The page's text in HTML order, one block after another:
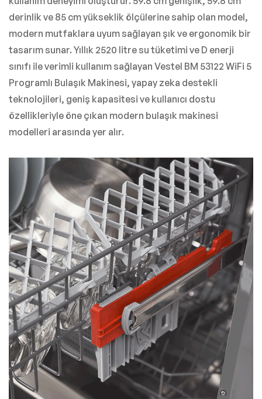
derinlik ve 85 cm yükseklik ölçülerine sahip olan model,
modern mutfaklara uyum sağlayan şık ve ergonomik bir
tasarım sunar. Yıllık 2520 litre su tüketimi ve D enerji
sınıfı ile verimli kullanım sağlayan Vestel BM 53122 WiFi 5
Programlı Bulaşık Makinesi, yapay zeka destekli
teknolojileri, geniş kapasitesi ve kullanıcı dostu
özellikleriyle öne çıkan modern bulaşık makinesi
modelleri arasında yer alır.